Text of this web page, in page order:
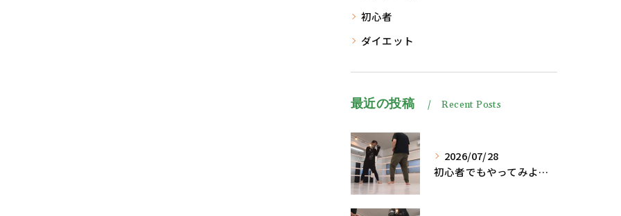
初心者
ダイエット
最近の投稿 Recent Posts
2026/07/28
初心者でもやってみよう、格闘技でダイエット脂肪燃焼🔥